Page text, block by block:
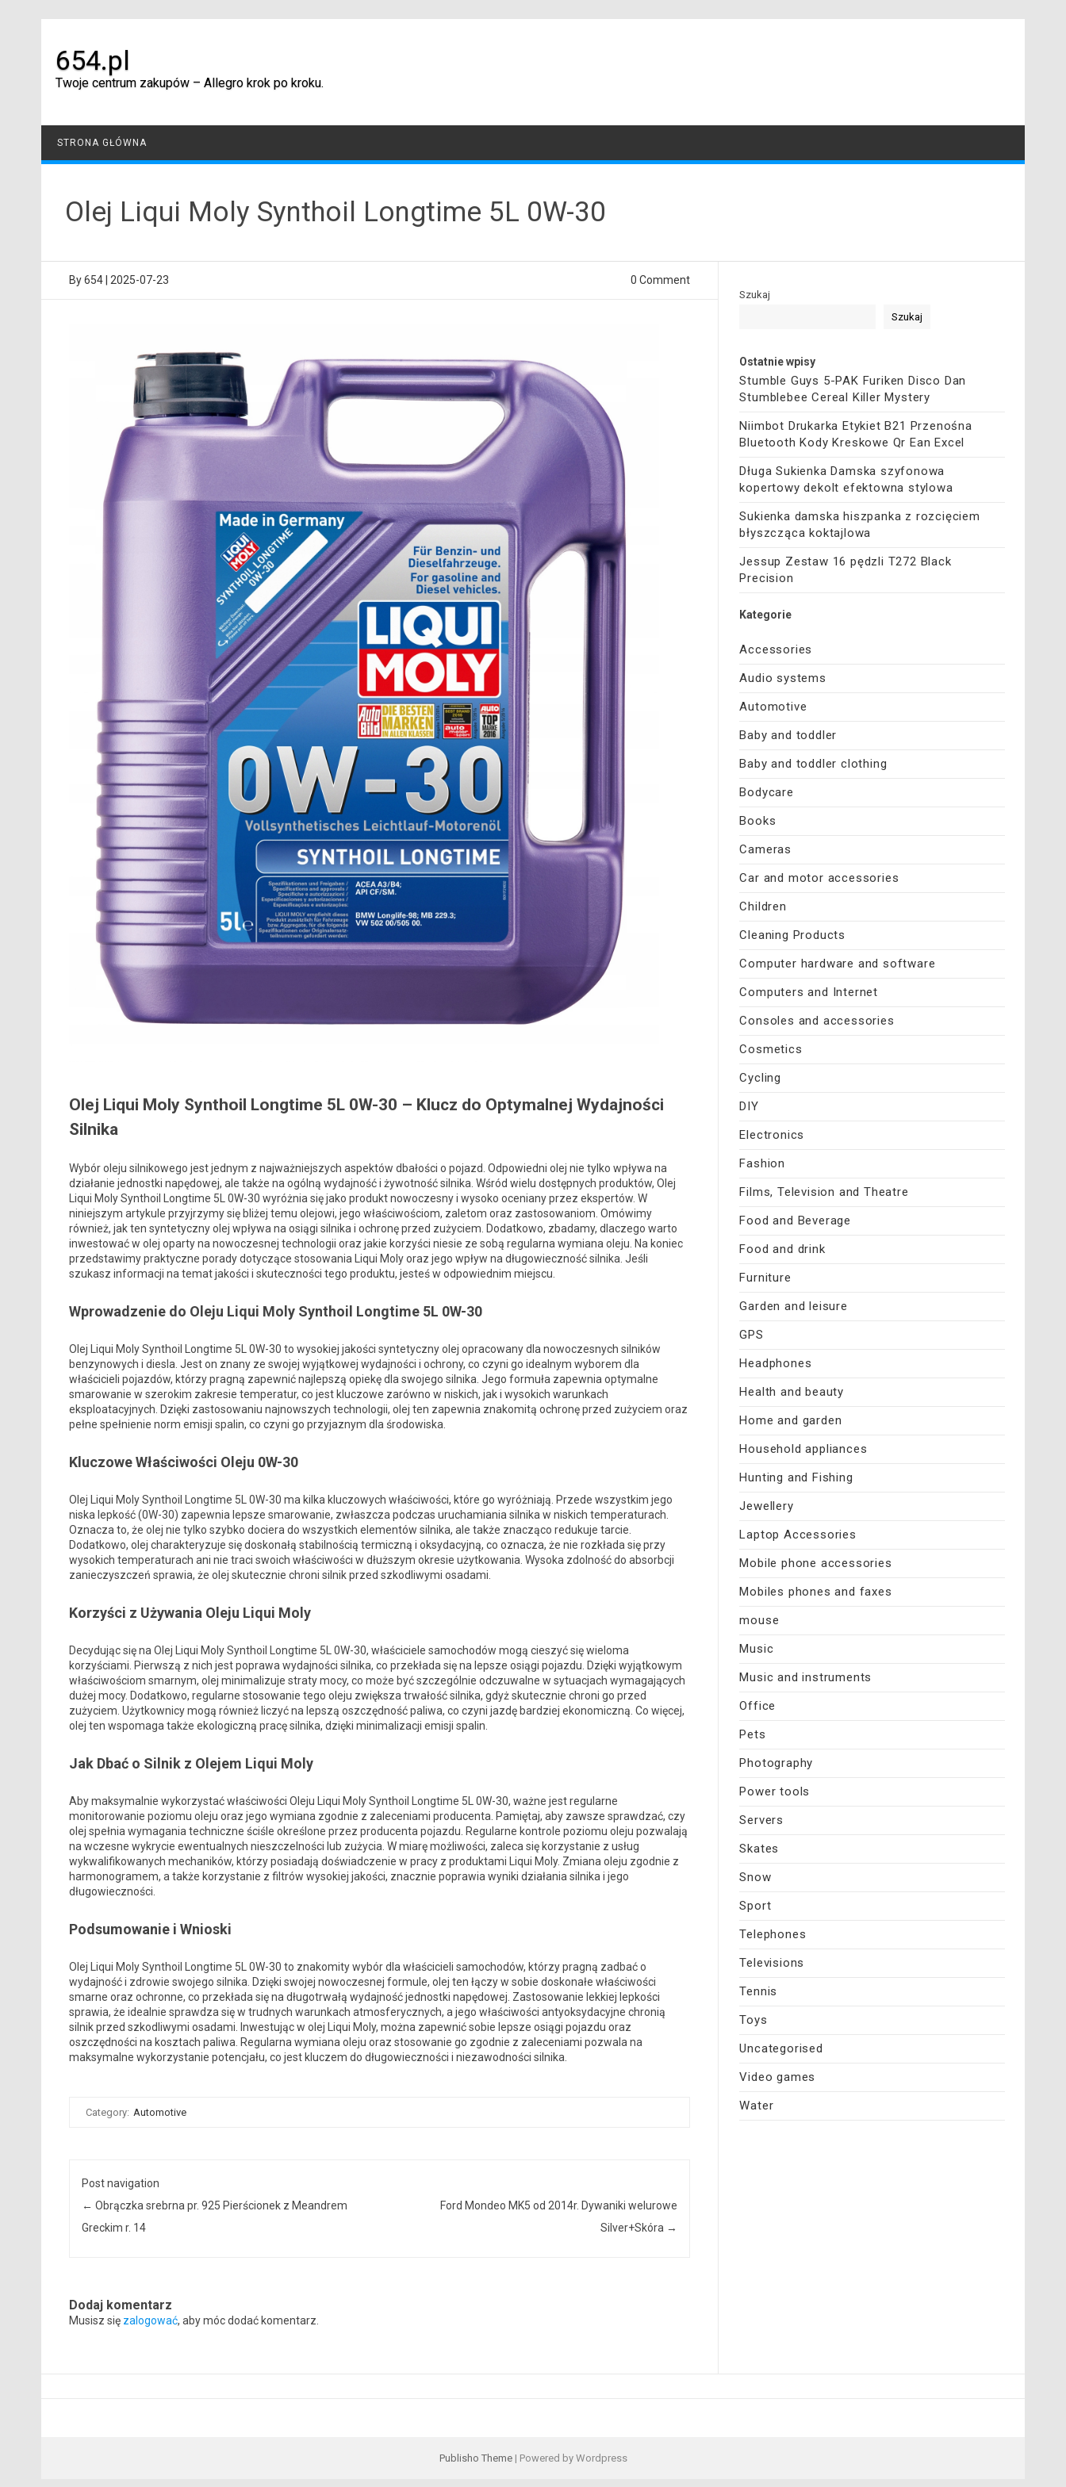
654.pl
Twoje centrum zakupów – Allegro krok po kroku.
STRONA GŁÓWNA
Olej Liqui Moly Synthoil Longtime 5L 0W-30
By654 2025-07-23 0 Comment
Olej Liqui Moly Synthoil Longtime 5L 0W-30 – Klucz do Optymalnej Wydajności
Silnika
Wybór oleju silnikowego jest jednym z najważniejszych aspektów dbałości o pojazd. Odpowiedni olej nie tylko wpływa na
działanie jednostki napędowej, ale także na ogólną wydajność i żywotność silnika. Wśród wielu dostępnych produktów, Olej
Liqui Moly Synthoil Longtime 5L 0W-30 wyróżnia się jako produkt nowoczesny i wysoko oceniany przez ekspertów. W
niniejszym artykule przyjrzymy się bliżej temu olejowi, jego właściwościom, zaletom oraz zastosowaniom. Omówimy
również, jak ten syntetyczny olej wpływa na osiągi silnika i ochronę przed zużyciem. Dodatkowo, zbadamy, dlaczego warto
inwestować w olej oparty na nowoczesnej technologii oraz jakie korzyści niesie ze sobą regularna wymiana oleju. Na koniec
przedstawimy praktyczne porady dotyczące stosowania Liqui Moly oraz jego wpływ na długowieczność silnika. Jeśli
szukasz informacji na temat jakości i skuteczności tego produktu, jesteś w odpowiednim miejscu.
Wprowadzenie do Oleju Liqui Moly Synthoil Longtime 5L 0W-30
Olej Liqui Moly Synthoil Longtime 5L 0W-30 to wysokiej jakości syntetyczny olej opracowany dla nowoczesnych silników
benzynowych i diesla. Jest on znany ze swojej wyjątkowej wydajności i ochrony, co czyni go idealnym wyborem dla
właścicieli pojazdów, którzy pragną zapewnić najlepszą opiekę dla swojego silnika. Jego formuła zapewnia optymalne
smarowanie w szerokim zakresie temperatur, co jest kluczowe zarówno w niskich, jak i wysokich warunkach
eksploatacyjnych. Dzięki zastosowaniu najnowszych technologii, olej ten zapewnia znakomitą ochronę przed zużyciem oraz
pełne spełnienie norm emisji spalin, co czyni go przyjaznym dla środowiska.
Kluczowe Właściwości Oleju 0W-30
Olej Liqui Moly Synthoil Longtime 5L 0W-30 ma kilka kluczowych właściwości, które go wyróżniają. Przede wszystkim jego
niska lepkość (0W-30) zapewnia lepsze smarowanie, zwłaszcza podczas uruchamiania silnika w niskich temperaturach.
Oznacza to, że olej nie tylko szybko dociera do wszystkich elementów silnika, ale także znacząco redukuje tarcie.
Dodatkowo, olej charakteryzuje się doskonałą stabilnością termiczną i oksydacyjną, co oznacza, że nie rozkłada się przy
wysokich temperaturach ani nie traci swoich właściwości w dłuższym okresie użytkowania. Wysoka zdolność do absorbcji
zanieczyszczeń sprawia, że olej skutecznie chroni silnik przed szkodliwymi osadami.
Korzyści z Używania Oleju Liqui Moly
Decydując się na Olej Liqui Moly Synthoil Longtime 5L 0W-30, właściciele samochodów mogą cieszyć się wieloma
korzyściami. Pierwszą z nich jest poprawa wydajności silnika, co przekłada się na lepsze osiągi pojazdu. Dzięki wyjątkowym
właściwościom smarnym, olej minimalizuje straty mocy, co może być szczególnie odczuwalne w sytuacjach wymagających
dużej mocy. Dodatkowo, regularne stosowanie tego oleju zwiększa trwałość silnika, gdyż skutecznie chroni go przed
zużyciem. Użytkownicy mogą również liczyć na lepszą oszczędność paliwa, co czyni jazdę bardziej ekonomiczną. Co więcej,
olej ten wspomaga także ekologiczną pracę silnika, dzięki minimalizacji emisji spalin.
Jak Dbać o Silnik z Olejem Liqui Moly
Aby maksymalnie wykorzystać właściwości Oleju Liqui Moly Synthoil Longtime 5L 0W-30, ważne jest regularne
monitorowanie poziomu oleju oraz jego wymiana zgodnie z zaleceniami producenta. Pamiętaj, aby zawsze sprawdzać, czy
olej spełnia wymagania techniczne ściśle określone przez producenta pojazdu. Regularne kontrole poziomu oleju pozwalają
na wczesne wykrycie ewentualnych nieszczelności lub zużycia. W miarę możliwości, zaleca się korzystanie z usług
wykwalifikowanych mechaników, którzy posiadają doświadczenie w pracy z produktami Liqui Moly. Zmiana oleju zgodnie z
harmonogramem, a także korzystanie z filtrów wysokiej jakości, znacznie poprawia wyniki działania silnika i jego
długowieczności.
Podsumowanie i Wnioski
Olej Liqui Moly Synthoil Longtime 5L 0W-30 to znakomity wybór dla właścicieli samochodów, którzy pragną zadbać o
wydajność i zdrowie swojego silnika. Dzięki swojej nowoczesnej formule, olej ten łączy w sobie doskonałe właściwości
smarne oraz ochronne, co przekłada się na długotrwałą wydajność jednostki napędowej. Zastosowanie lekkiej lepkości
sprawia, że idealnie sprawdza się w trudnych warunkach atmosferycznych, a jego właściwości antyoksydacyjne chronią
silnik przed szkodliwymi osadami. Inwestując w olej Liqui Moly, można zapewnić sobie lepsze osiągi pojazdu oraz
oszczędności na kosztach paliwa. Regularna wymiana oleju oraz stosowanie go zgodnie z zaleceniami pozwala na
maksymalne wykorzystanie potencjału, co jest kluczem do długowieczności i niezawodności silnika.
Category: Automotive
Post navigation
← Obrączka srebrna pr. 925 Pierścionek z Meandrem
Greckim r. 14
Ford Mondeo MK5 od 2014r. Dywaniki welurowe
Silver+Skóra →
Dodaj komentarz
Musisz się zalogować, aby móc dodać komentarz.
Szukaj
Szukaj
Ostatnie wpisy
Stumble Guys 5-PAK Furiken Disco Dan
Stumblebee Cereal Killer Mystery
Niimbot Drukarka Etykiet B21 Przenośna
Bluetooth Kody Kreskowe Qr Ean Excel
Długa Sukienka Damska szyfonowa
kopertowy dekolt efektowna stylowa
Sukienka damska hiszpanka z rozcięciem
błyszcząca koktajlowa
Jessup Zestaw 16 pędzli T272 Black
Precision
Kategorie
Accessories
Audio systems
Automotive
Baby and toddler
Baby and toddler clothing
Bodycare
Books
Cameras
Car and motor accessories
Children
Cleaning Products
Computer hardware and software
Computers and Internet
Consoles and accessories
Cosmetics
Cycling
DIY
Electronics
Fashion
Films, Television and Theatre
Food and Beverage
Food and drink
Furniture
Garden and leisure
GPS
Headphones
Health and beauty
Home and garden
Household appliances
Hunting and Fishing
Jewellery
Laptop Accessories
Mobile phone accessories
Mobiles phones and faxes
mouse
Music
Music and instruments
Office
Pets
Photography
Power tools
Servers
Skates
Snow
Sport
Telephones
Televisions
Tennis
Toys
Uncategorised
Video games
Water
Publisho Theme| Powered by Wordpress